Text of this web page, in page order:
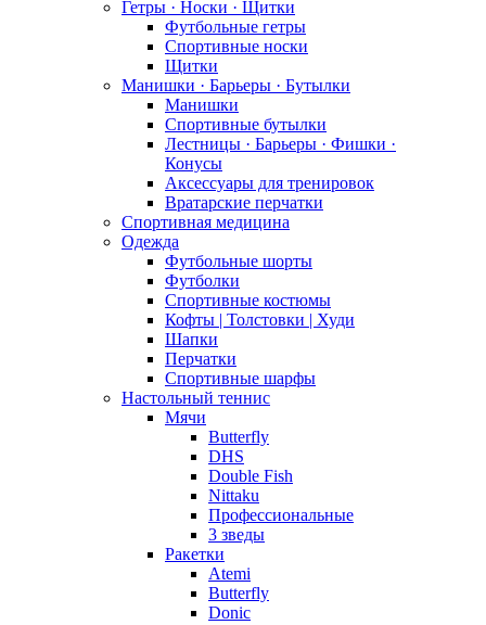
Гетры · Носки · Щитки
Футбольные гетры
Спортивные носки
Щитки
Манишки · Барьеры · Бутылки
Манишки
Спортивные бутылки
Лестницы · Барьеры · Фишки ·
Конусы
Аксессуары для тренировок
Вратарские перчатки
Спортивная медицина
Одежда
Футбольные шорты
Футболки
Спортивные костюмы
Кофты | Толстовки | Худи
Шапки
Перчатки
Спортивные шарфы
Настольный теннис
Мячи
Butterfly
DHS
Double Fish
Nittaku
Профессиональные
3 зведы
Ракетки
Atemi
Butterfly
Donic